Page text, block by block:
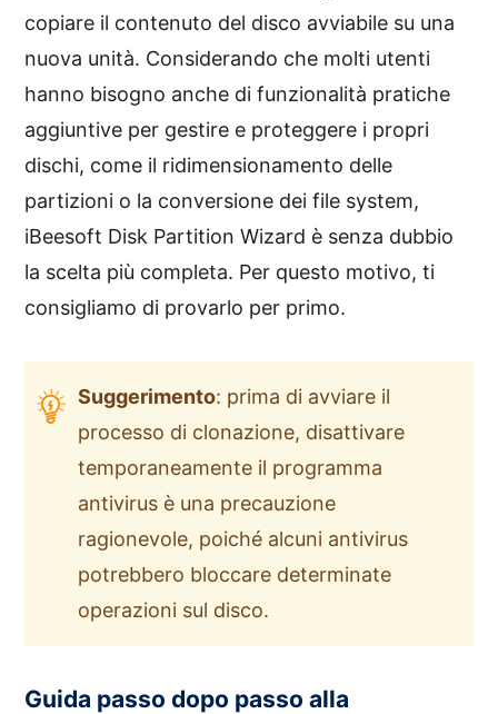
copiare il contenuto del disco avviabile su una
nuova unità. Considerando che molti utenti
hanno bisogno anche di funzionalità pratiche
aggiuntive per gestire e proteggere i propri
dischi, come il ridimensionamento delle
partizioni o la conversione dei file system,
iBeesoft Disk Partition Wizard è senza dubbio
la scelta più completa. Per questo motivo, ti
consigliamo di provarlo per primo.
Suggerimento: prima di avviare il
processo di clonazione, disattivare
temporaneamente il programma
antivirus è una precauzione
ragionevole, poiché alcuni antivirus
potrebbero bloccare determinate
operazioni sul disco.
Guida passo dopo passo alla